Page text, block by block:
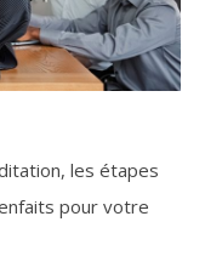
les étapes
pour votre